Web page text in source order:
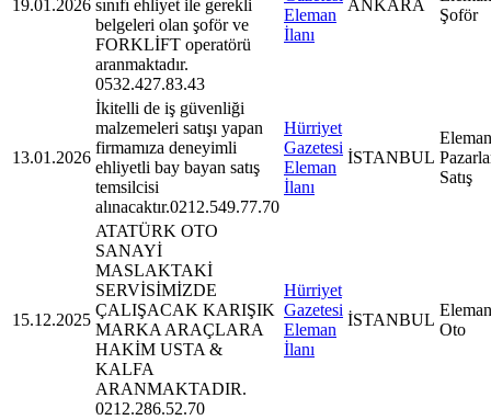
19.01.2026 sınıfı ehliyet ile gerekli
belgeleri olan şoför ve
FORKLİFT operatörü
aranmaktadır.
0532.427.83.43
Eleman
İlanı
ANKARA
Şoför
13.01.2026
İkitelli de iş güvenliği
malzemeleri satışı yapan
firmamıza deneyimli
ehliyetli bay bayan satış
temsilcisi
alınacaktır.0212.549.77.70
Hürriyet
Gazetesi
Eleman
İlanı
İSTANBUL
Satış
15.12.2025
ATATÜRK OTO
SANAYİ
MASLAKTAKİ
SERVİSİMİZDE
ÇALIŞACAK KARIŞIK
MARKA ARAÇLARA
HAKİM USTA &
KALFA
ARANMAKTADIR.
0212.286.52.70
Hürriyet
Gazetesi
Eleman
İlanı
İSTANBUL
Oto